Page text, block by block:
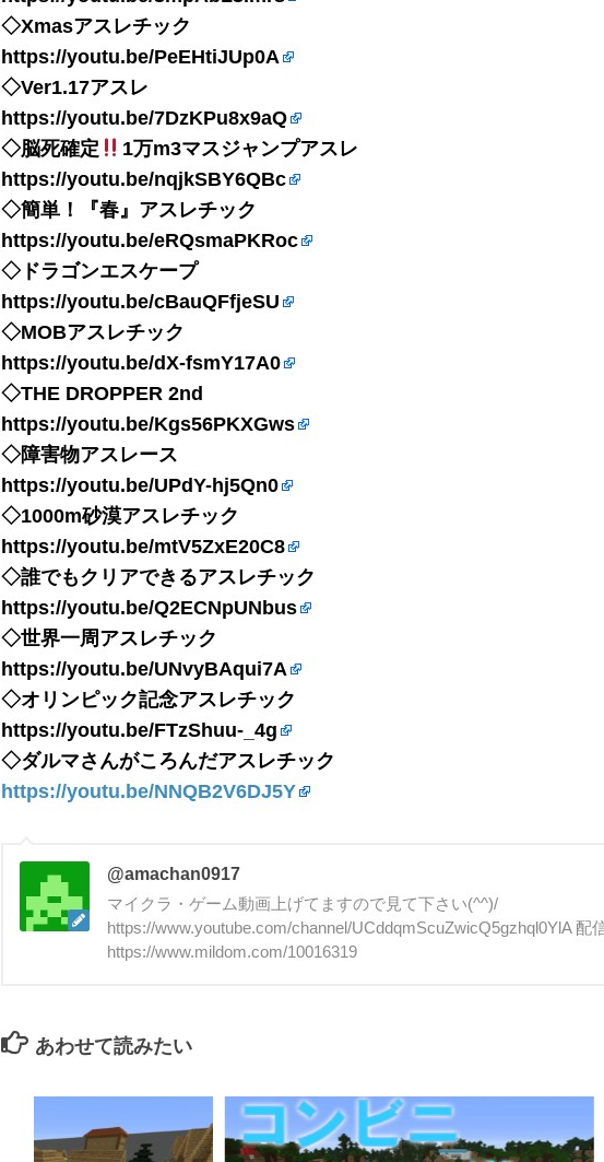
◇Xmasアスレチック
https://youtu.be/PeEHtiJUp0A
◇Ver1.17アスレ
https://youtu.be/7DzKPu8x9aQ
◇脳死確定
1万m3マスジャンプアスレ
https://youtu.be/nqjkSBY6QBc
◇簡単！『春』アスレチック
https://youtu.be/eRQsmaPKRoc
◇ドラゴンエスケープ
https://youtu.be/cBauQFfjeSU
◇MOBアスレチック
https://youtu.be/dX-fsmY17A0
◇THE DROPPER 2nd
https://youtu.be/Kgs56PKXGws
◇障害物アスレース
https://youtu.be/UPdY-hj5Qn0
◇1000m砂漠アスレチック
https://youtu.be/mtV5ZxE20C8
◇誰でもクリアできるアスレチック
https://youtu.be/Q2ECNpUNbus
◇世界一周アスレチック
https://youtu.be/UNvyBAqui7A
◇オリンピック記念アスレチック
https://youtu.be/FTzShuu-_4g
◇ダルマさんがころんだアスレチック
https://youtu.be/NNQB2V6DJ5Y
@amachan0917
マイクラ・ゲーム動画上げてますので見て下さい(^^)/
https://www.youtube.com/channel/UCddqmScuZwicQ5gzhql0YlA 配
https://www.mildom.com/10016319
あわせて読みたい